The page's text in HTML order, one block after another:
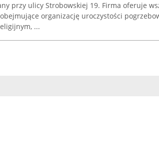
przy ulicy Strobowskiej 19. Firma oferuje
organizację uroczystości
...